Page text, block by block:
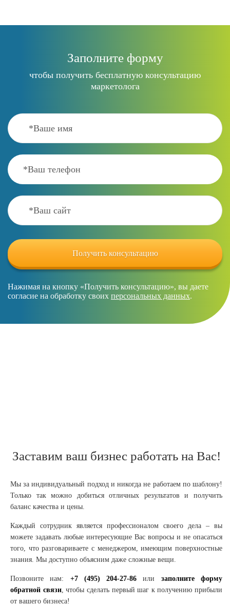
Заполните форму
чтобы получить бесплатную консультацию
маркетолога
Нажимая на кнопку «Получить консультацию», вы даете
согласие на обработку своих персональных данных.
Заставим ваш бизнес работать на Вас!
Мы за индивидуальный подход и никогда не работаем по шаблону!
Только так можно добиться отличных результатов и получить
баланс качества и цены.
Каждый сотрудник является профессионалом своего дела – вы
можете задавать любые интересующие Вас вопросы и не опасаться
того, что разговариваете с менеджером, имеющим поверхностные
знания. Мы доступно объясним даже сложные вещи.
Позвоните нам: +7 (495) 204-27-86 или заполните форму
обратной связи, чтобы сделать первый шаг к получению прибыли
от вашего бизнеса!